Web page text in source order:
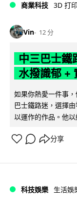
商業科技 3D 打印
Vin 12 分
中三巴士鐵
水撥識郁 +
如果你熱愛一件事
巴士鐵路迷，選擇
以運作的作品。他
分享
科技娛樂 生活娛